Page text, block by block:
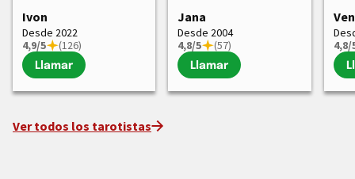
Ivon
Desde 2022
4,9/5
(126)
Llamar
Jana
Desde 2004
4,8/5
(57)
Llamar
4,8/
Ver todos los tarotistas